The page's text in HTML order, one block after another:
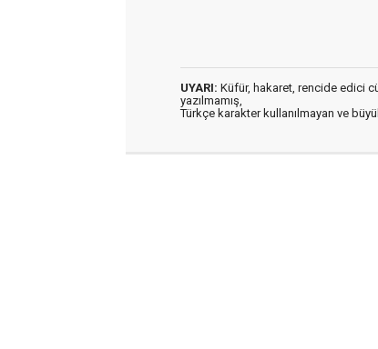
UYARI: Küfür, hakaret, rencide edici
yazılmamış,
Türkçe karakter kullanılmayan ve